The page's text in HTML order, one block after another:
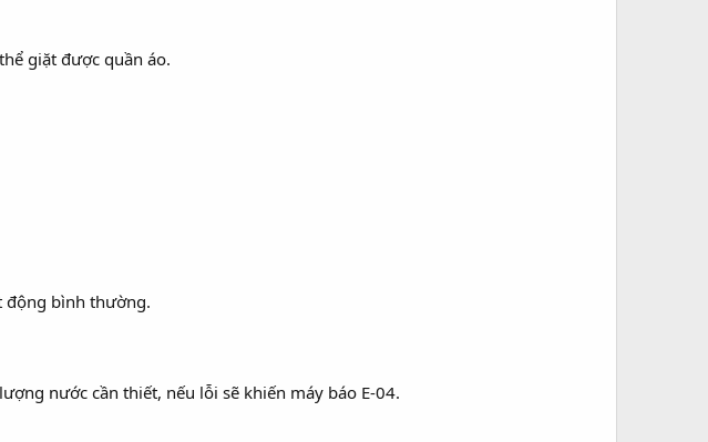
giặt được quần áo.
động bình thường.
nước cần thiết, nếu lỗi sẽ khiến máy báo E-04.